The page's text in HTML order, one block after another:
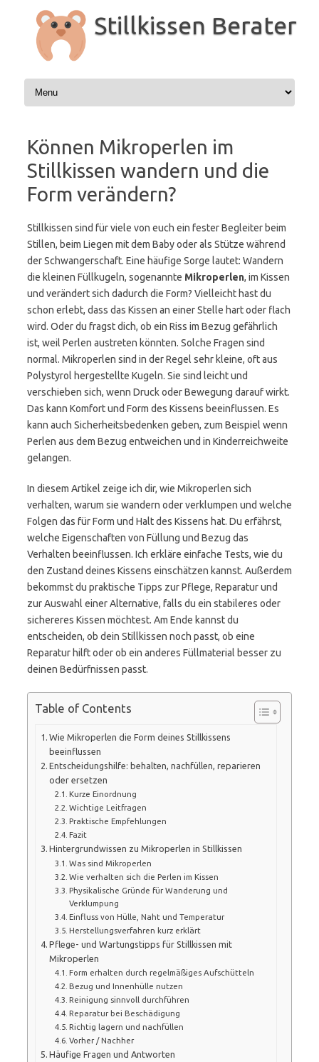
Inhalt
springen
Stillkissen Berater
Können Mikroperlen im
Stillkissen wandern und die
Form verändern?
Stillkissen sind für viele von euch ein fester Begleiter beim
Stillen, beim Liegen mit dem Baby oder als Stütze während
der Schwangerschaft. Eine häufige Sorge lautet: Wandern
die kleinen Füllkugeln, sogenannte Mikroperlen, im Kissen
und verändert sich dadurch die Form? Vielleicht hast du
schon erlebt, dass das Kissen an einer Stelle hart oder flach
wird. Oder du fragst dich, ob ein Riss im Bezug gefährlich
ist, weil Perlen austreten könnten. Solche Fragen sind
normal. Mikroperlen sind in der Regel sehr kleine, oft aus
Polystyrol hergestellte Kugeln. Sie sind leicht und
verschieben sich, wenn Druck oder Bewegung darauf wirkt.
Das kann Komfort und Form des Kissens beeinflussen. Es
kann auch Sicherheitsbedenken geben, zum Beispiel wenn
Perlen aus dem Bezug entweichen und in Kinderreichweite
gelangen.
In diesem Artikel zeige ich dir, wie Mikroperlen sich
verhalten, warum sie wandern oder verklumpen und welche
Folgen das für Form und Halt des Kissens hat. Du erfährst,
welche Eigenschaften von Füllung und Bezug das
Verhalten beeinflussen. Ich erkläre einfache Tests, wie du
den Zustand deines Kissens einschätzen kannst. Außerdem
bekommst du praktische Tipps zur Pflege, Reparatur und
zur Auswahl einer Alternative, falls du ein stabileres oder
sichereres Kissen möchtest. Am Ende kannst du
entscheiden, ob dein Stillkissen noch passt, ob eine
Reparatur hilft oder ob ein anderes Füllmaterial besser zu
deinen Bedürfnissen passt.
Table of Contents
Wie Mikroperlen die Form deines Stillkissens
beeinflussen
Entscheidungshilfe: behalten, nachfüllen, reparieren
oder ersetzen
Kurze Einordnung
Wichtige Leitfragen
Praktische Empfehlungen
Fazit
Hintergrundwissen zu Mikroperlen in Stillkissen
Was sind Mikroperlen
Wie verhalten sich die Perlen im Kissen
Physikalische Gründe für Wanderung und
Verklumpung
Einfluss von Hülle, Naht und Temperatur
Herstellungsverfahren kurz erklärt
Pflege- und Wartungstipps für Stillkissen mit
Mikroperlen
Form erhalten durch regelmäßiges Aufschütteln
Bezug und Innenhülle nutzen
Reinigung sinnvoll durchführen
Reparatur bei Beschädigung
Richtig lagern und nachfüllen
Vorher / Nachher
Häufige Fragen und Antworten